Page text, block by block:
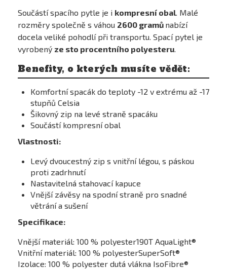
Součástí spacího pytle je i kompresní obal. Malé
rozměry společně s váhou 2600 gramů nabízí
docela veliké pohodlí při transportu. Spací pytel je
vyrobený ze sto procentního polyesteru.
Benefity, o kterých musíte vědět:
Komfortní spacák do teploty -12 v extrému až -17
stupňů Celsia
Šikovný zip na levé straně spacáku
Součástí kompresní obal
Vlastnosti:
Levý dvoucestný zip s vnitřní légou, s páskou
proti zadrhnutí
Nastavitelná stahovací kapuce
Vnější závěsy na spodní straně pro snadné
větrání a sušení
Specifikace:
Vnější materiál: 100 % polyester190T AquaLight®
Vnitřní materiál: 100 % polyesterSuperSoft®
Izolace: 100 % polyester dutá vlákna IsoFibre®